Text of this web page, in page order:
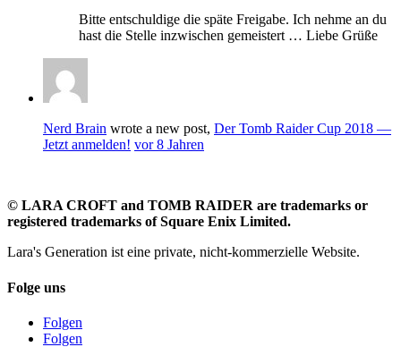
Bitte entschuldige die späte Freigabe. Ich nehme an du
hast die Stelle inzwischen gemeistert … Liebe Grüße
Nerd Brain wrote a new post, Der Tomb Raider Cup 2018 —
Jetzt anmelden! vor 8 Jahren
© LARA CROFT and TOMB RAIDER are trademarks or
registered trademarks of Square Enix Limited.
Lara's Generation ist eine private, nicht-kommerzielle Website.
Folge uns
Folgen
Folgen